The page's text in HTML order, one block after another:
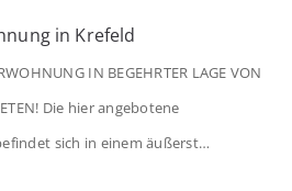
in Krefeld
IN BEGEHRTER LAGE VON
Die hier angebotene
sich in einem äußerst